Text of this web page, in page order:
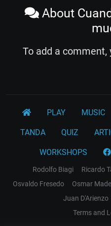
About
To add a comment,
PLAY MUSIC
TANDA QUIZ
WORKSHOPS
Rodolfo Biagi Ricardo
Osvaldo Fresedo
Osmar
Juan D'Arienzo
Terms and